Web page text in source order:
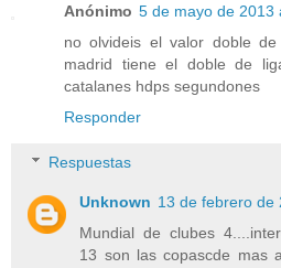
Anónimo 5 de mayo de 2013
no olvideis el valor doble
madrid tiene el doble de
catalanes hdps segundones
Responder
Respuestas
Unknown 13 de febrero de
Mundial de clubes
13 son las copascde mas